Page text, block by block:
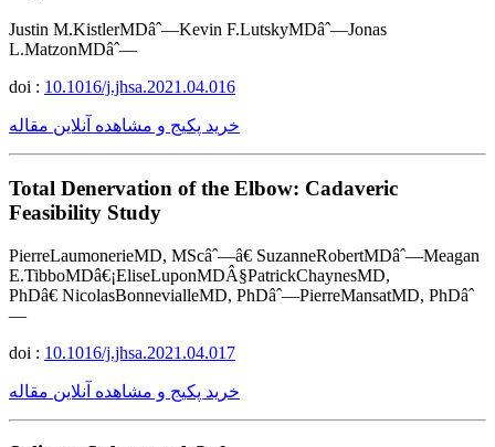
Justin M.KistlerMDâˆ—Kevin F.LutskyMDâˆ—Jonas
L.MatzonMDâˆ—
doi : 10.1016/j.jhsa.2021.04.016
خرید پکیج و مشاهده آنلاین مقاله
Total Denervation of the Elbow: Cadaveric
Feasibility Study
PierreLaumonerieMD, MScâˆ—â€ SuzanneRobertMDâˆ—Meagan
E.TibboMDâ€¡EliseLuponMDÂ§PatrickChaynesMD,
PhDâ€ NicolasBonnevialleMD, PhDâˆ—PierreMansatMD, PhDâˆ
—
doi : 10.1016/j.jhsa.2021.04.017
خرید پکیج و مشاهده آنلاین مقاله